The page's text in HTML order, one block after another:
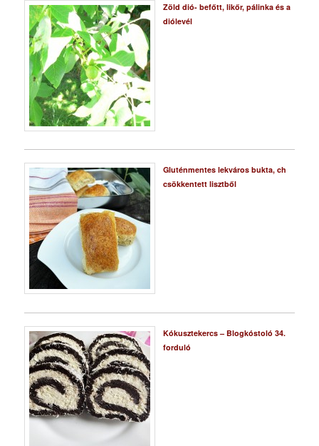
Zöld dió- befőtt, likőr, pálinka és a
diólevél
Gluténmentes lekváros bukta, ch
csökkentett lisztből
Kókusztekercs – Blogkóstoló 34.
forduló